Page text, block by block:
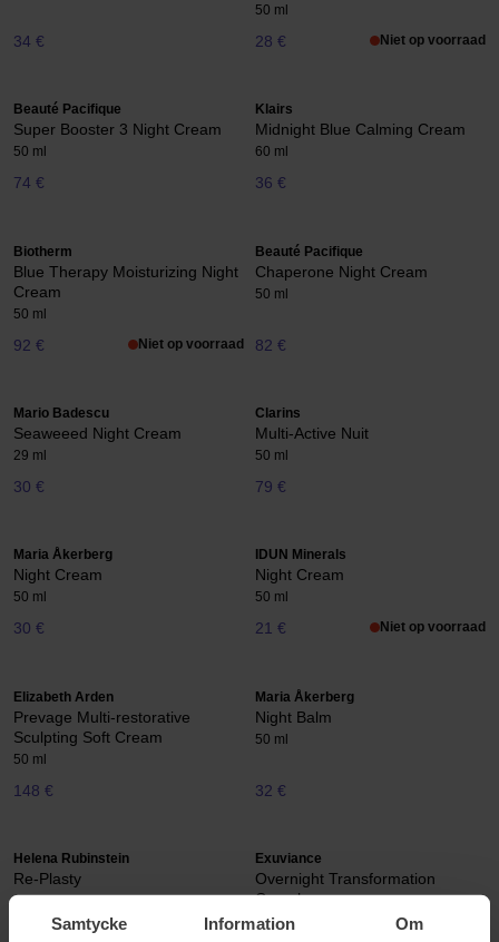
Samtycke Information Om
34 €
50 ml
28 € Niet op voorraad
Beauté Pacifique
Super Booster 3 Night Cream
50 ml
74 €
Klairs
Midnight Blue Calming Cream
60 ml
36 €
Biotherm
Blue Therapy Moisturizing Night
Cream
50 ml
92 € Niet op voorraad
Beauté Pacifique
Chaperone Night Cream
50 ml
82 €
Mario Badescu
Seaweeed Night Cream
29 ml
30 €
Clarins
Multi-Active Nuit
50 ml
79 €
Maria Åkerberg
Night Cream
50 ml
30 €
IDUN Minerals
Night Cream
50 ml
21 € Niet op voorraad
Elizabeth Arden
Prevage Multi-restorative
Sculpting Soft Cream
50 ml
148 €
Maria Åkerberg
Night Balm
50 ml
32 €
Helena Rubinstein
Re-Plasty
50 ml
Exuviance
Overnight Transformation
Complex
50 g